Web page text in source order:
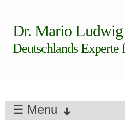
Dr. Mario Ludwig
Deutschlands Experte
☰ Menu